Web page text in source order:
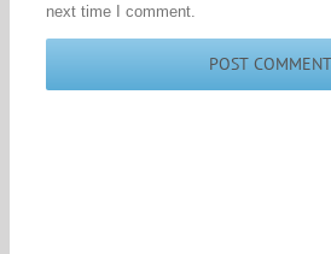
next time I comment.